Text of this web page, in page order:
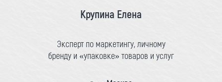
Крупина Елена
Эксперт по маркетингу, личному
бренду и «упаковке» товаров и услуг